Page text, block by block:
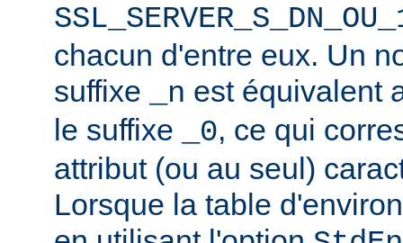
chacun d'entre eux. Un
suffixe
_n est équivalent
le suffixe
_0, ce qui
attribut (ou au seul)
Lorsque la table